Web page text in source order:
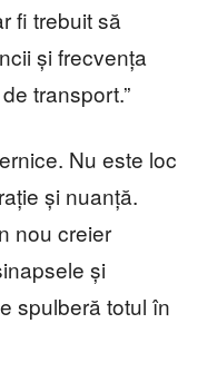
fi trebuit să
și frecvența
transport.”
Nu este loc
și nuanță.
nou creier
și
spulberă totul în